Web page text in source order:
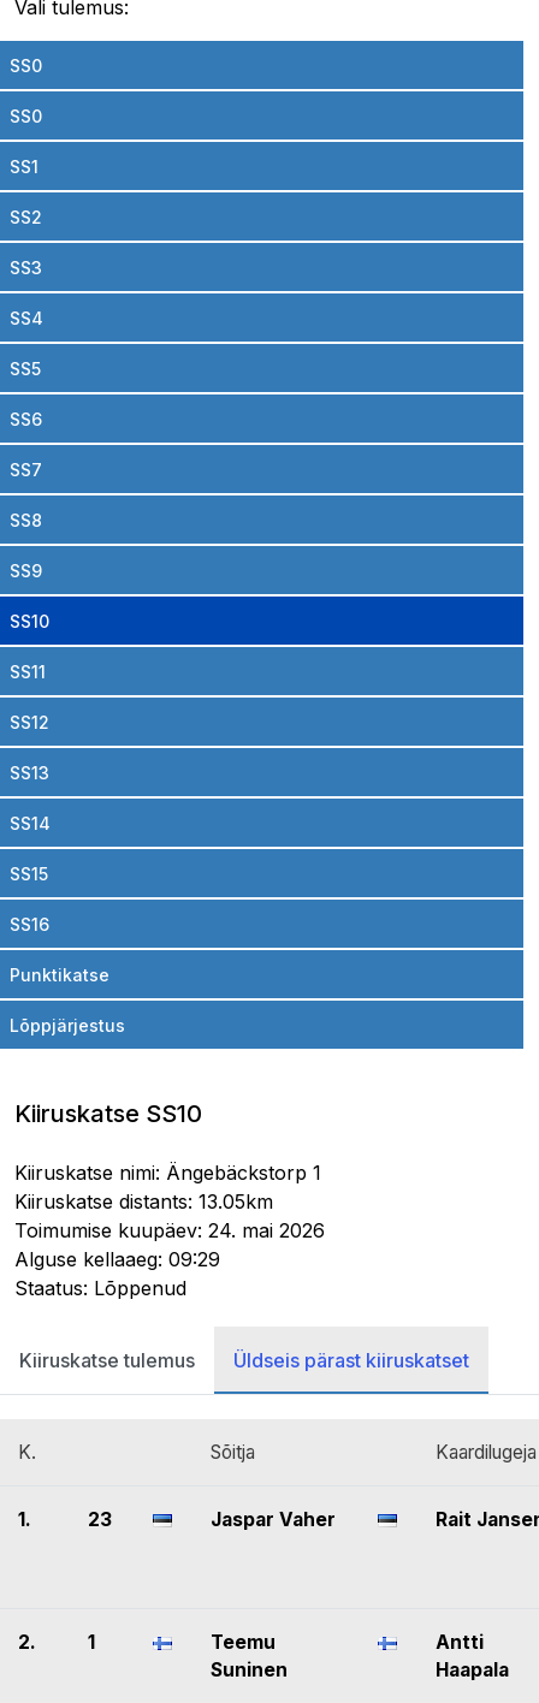
Vali tulemus:
SS0
SS0
SS1
SS2
SS3
SS4
SS5
SS6
SS7
SS8
SS9
SS10
SS11
SS12
SS13
SS14
SS15
SS16
Punktikatse
Lõppjärjestus
Kiiruskatse SS10
Kiiruskatse nimi: Ängebäckstorp 1
Kiiruskatse distants: 13.05km
Toimumise kuupäev: 24. mai 2026
Alguse kellaaeg: 09:29
Staatus: Lõppenud
Kiiruskatse tulemus Üldseis pärast kiiruskatset
K. Sõitja Kaardilugeja
1. 23 Jaspar Vaher Rait
2. 1
Teemu
Suninen
Antti
Haapala